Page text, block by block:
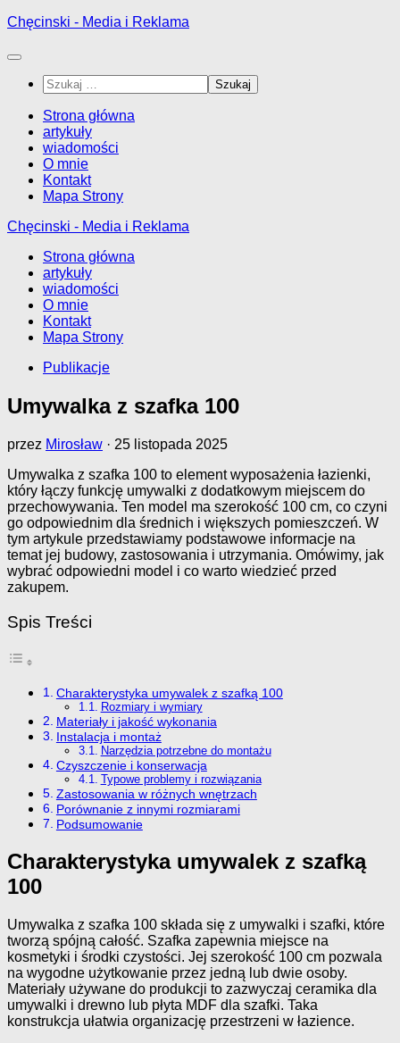
Przejdź
treści
Chęcinski - Media i Reklama
Szukaj:
Strona główna
artykuły
wiadomości
O mnie
Kontakt
Mapa Strony
Chęcinski - Media i Reklama
Strona główna
artykuły
wiadomości
O mnie
Kontakt
Mapa Strony
Publikacje
Umywalka z szafka 100
przez Mirosław · 25 listopada 2025
Umywalka z szafka 100 to element wyposażenia łazienki,
który łączy funkcję umywalki z dodatkowym miejscem do
przechowywania. Ten model ma szerokość 100 cm, co czyni
go odpowiednim dla średnich i większych pomieszczeń. W
tym artykule przedstawiamy podstawowe informacje na
temat jej budowy, zastosowania i utrzymania. Omówimy, jak
wybrać odpowiedni model i co warto wiedzieć przed
zakupem.
Spis Treści
Charakterystyka umywalek z szafką 100
Rozmiary i wymiary
Materiały i jakość wykonania
Instalacja i montaż
Narzędzia potrzebne do montażu
Czyszczenie i konserwacja
Typowe problemy i rozwiązania
Zastosowania w różnych wnętrzach
Porównanie z innymi rozmiarami
Podsumowanie
Charakterystyka umywalek z szafką
100
Umywalka z szafka 100 składa się z umywalki i szafki, które
tworzą spójną całość. Szafka zapewnia miejsce na
kosmetyki i środki czystości. Jej szerokość 100 cm pozwala
na wygodne użytkowanie przez jedną lub dwie osoby.
Materiały używane do produkcji to zazwyczaj ceramika dla
umywalki i drewno lub płyta MDF dla szafki. Taka
konstrukcja ułatwia organizację przestrzeni w łazience.